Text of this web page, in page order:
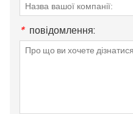
* повідомлення: